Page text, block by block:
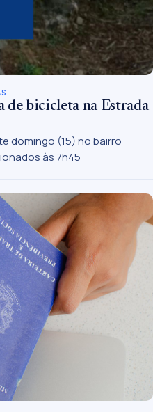
de bicicleta na Estrada
domingo (15) no bairro
às 7h45